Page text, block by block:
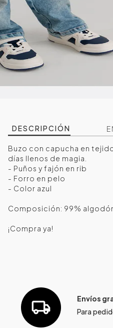
DESCRIPCIÓN
Buzo con capucha en
días llenos de magia.
- Puños y fajón en rib
- Forro en pelo
- Color azul
Composición: 99% algodón
¡Compra ya!
Envíos
Para